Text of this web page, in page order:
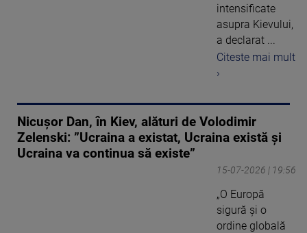
intensificate
asupra Kievului,
a declarat ...
Citeste mai mult
›
Nicușor Dan, în Kiev, alături de Volodimir
Zelenski: ”Ucraina a existat, Ucraina există și
Ucraina va continua să existe”
15-07-2026 | 19:56
„O Europă
sigură și o
ordine globală